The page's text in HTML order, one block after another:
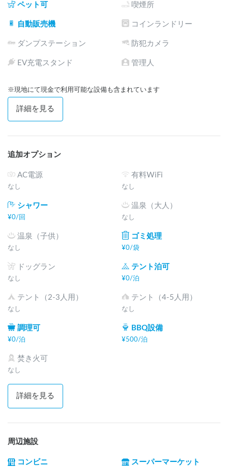
ペット可 喫煙所
自動販売機 コインランドリー
ダンプステーション 防犯カメラ
EV充電スタンド 管理人
※現地にて現金で利用可能な設備も含まれています
詳細を見る
追加オプション
AC電源
なし
有料WiFi
なし
シャワー
¥0/回
温泉（大人）
なし
温泉（子供）
なし
ゴミ処理
¥0/袋
ドッグラン
なし
テント泊可
¥0/泊
テント（2-3人用）
なし
テント（4-5人用）
なし
調理可
¥0/泊
BBQ設備
¥500/泊
焚き火可
なし
詳細を見る
周辺施設
コンビニ スーパーマーケット